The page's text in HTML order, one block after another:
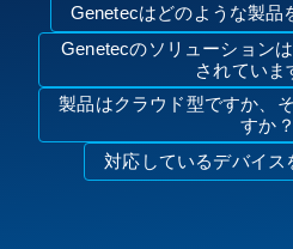
Genetecはどのような製品
Genetecのソリューション
されていま
製品はクラウド型ですか、
すか？
対応しているデバイス